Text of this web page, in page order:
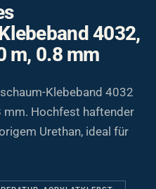
4032,
m, 0.8 mm
Klebeband 4032
mm. Hochfest haftender
Urethan, ideal für